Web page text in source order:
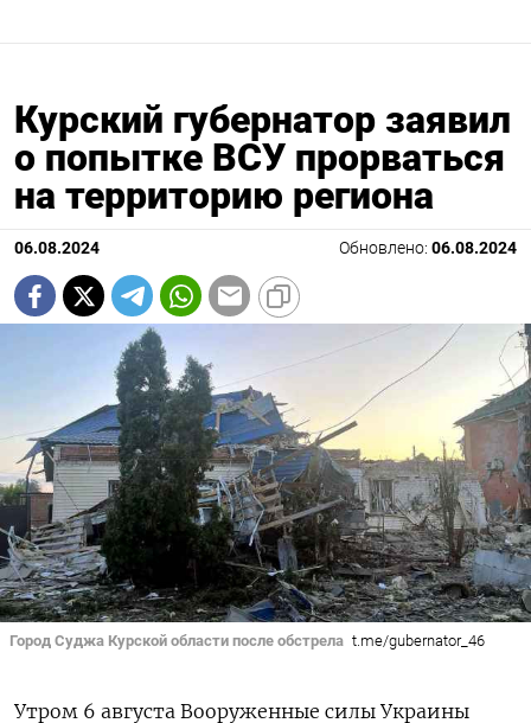
Курский губернатор заявил
о попытке ВСУ прорваться
на территорию региона
06.08.2024 Обновлено: 06.08.2024
Город Суджа Курской области после обстрела t.me/gubernator_46
Утром 6 августа Вооруженные силы Украины